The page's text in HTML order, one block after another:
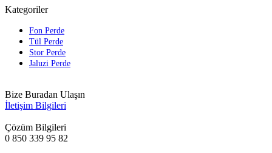
Kategoriler
Fon Perde
Tül Perde
Stor Perde
Jaluzi Perde
Bize Buradan Ulaşın
İletişim Bilgileri
Çözüm Bilgileri
0 850 339 95 82